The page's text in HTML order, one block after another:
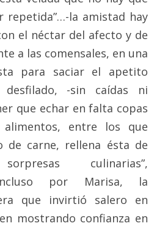
repetida”…-la amistad hay
el néctar del afecto y de
a las comensales, en una
para saciar el apetito
desfilado, -sin caídas ni
que echar en falta copas
entre los que
de carne, rellena ésta de
culinarias”,
incluso por Marisa, la
que invirtió salero en
mostrando confianza en